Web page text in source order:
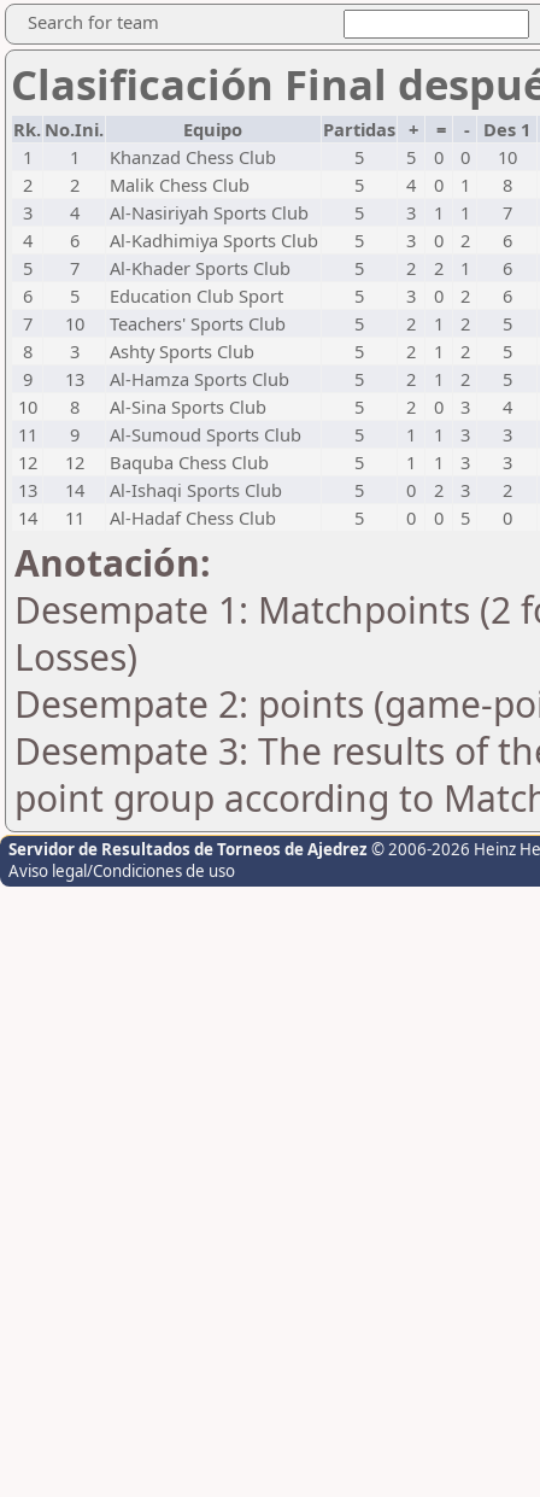
Search for team
Clasificación Final
Rk. No.Ini. Equipo Partidas + = - Des 1
1
1 Khanzad Chess Club 5 5 0 0
10
2
2 Malik Chess Club 5 4 0 1
8
3
4 Al-Nasiriyah Sports Club 5 3 1 1
7
4
6 Al-Kadhimiya Sports Club 5 3 0 2
6
5
7 Al-Khader Sports Club 5 2 2 1
6
6
5 Education Club Sport 5 3 0 2
6
7
10 Teachers' Sports Club 5 2 1 2
5
8
3 Ashty Sports Club 5 2 1 2
5
9
13 Al-Hamza Sports Club 5 2 1 2
5
10
8 Al-Sina Sports Club 5 2 0 3
4
11
9 Al-Sumoud Sports Club 5 1 1 3
3
12
12 Baquba Chess Club 5 1 1 3
3
13
14 Al-Ishaqi Sports Club 5 0 2 3
2
14
11 Al-Hadaf Chess Club 5 0 0 5 0
Anotación:
Desempate 1: Matchpoints (2
Losses)
Desempate 2: points (game-
Desempate 3: The results of
point group according to
Servidor de Resultados de Torneos de Ajedrez © 2006-2026 Heinz
Aviso legal/Condiciones de uso